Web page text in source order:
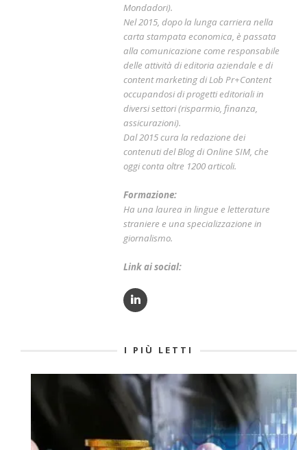
Mondadori).
Nel 2015, dopo la lunga carriera nella
carta stampata economica, è passata
alla comunicazione come responsabile
delle attività di editoria aziendale e di
content marketing di Lob Pr+Content
occupandosi di progetti editoriali in
diversi settori (risparmio, finanza,
assicurazioni).
Dal 2015 cura la redazione dei
contenuti del Blog di Online SIM, che
oggi conta oltre 1200 articoli.
Formazione:
Ha una laurea in lingue e letterature
straniere e una specializzazione in
giornalismo.
Link ai social:
I PIÙ LETTI